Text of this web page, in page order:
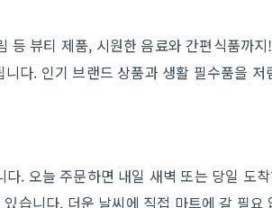
등 뷰티 제품, 시원한 음료와 간편식품까
다. 인기 브랜드 상품과 생활 필수품을 저
. 오늘 주문하면 내일 새벽 또는 당일 도
습니다. 더운 날씨에 직접 마트에 갈 필요